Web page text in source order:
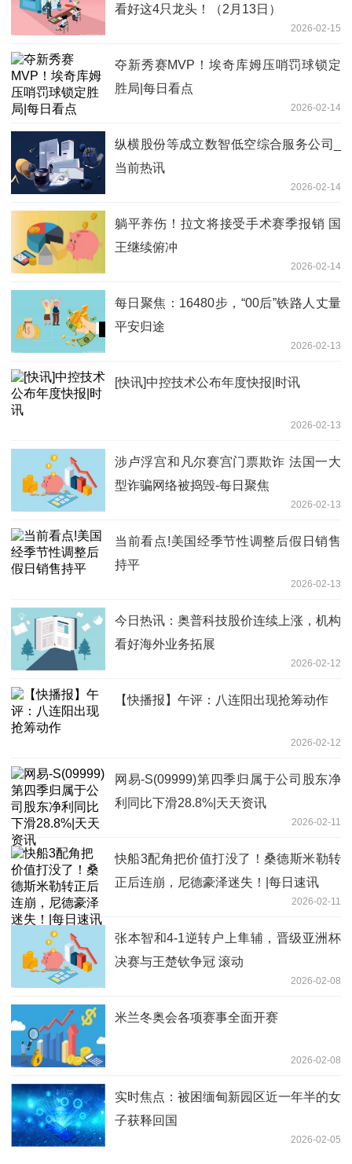
看好这4只龙头！（2月13日）
2026-02-15
夺新秀赛MVP！埃奇库姆压哨罚球锁定
胜局|每日看点
2026-02-14
纵横股份等成立数智低空综合服务公司_
当前热讯
2026-02-14
躺平养伤！拉文将接受手术赛季报销 国
王继续俯冲
2026-02-14
每日聚焦：16480步，“00后”铁路人丈量
平安归途
2026-02-13
[快讯]中控技术公布年度快报|时讯
2026-02-13
涉卢浮宫和凡尔赛宫门票欺诈 法国一大
型诈骗网络被捣毁-每日聚焦
2026-02-13
当前看点!美国经季节性调整后假日销售
持平
2026-02-13
今日热讯：奥普科技股价连续上涨，机构
看好海外业务拓展
2026-02-12
【快播报】午评：八连阳出现抢筹动作
2026-02-12
网易-S(09999)第四季归属于公司股东净
利同比下滑28.8%|天天资讯
2026-02-11
快船3配角把价值打没了！桑德斯米勒转
正后连崩，尼德豪泽迷失！|每日速讯
2026-02-11
张本智和4-1逆转户上隼辅，晋级亚洲杯
决赛与王楚钦争冠 滚动
2026-02-08
米兰冬奥会各项赛事全面开赛
2026-02-08
实时焦点：被困缅甸新园区近一年半的女
子获释回国
2026-02-05